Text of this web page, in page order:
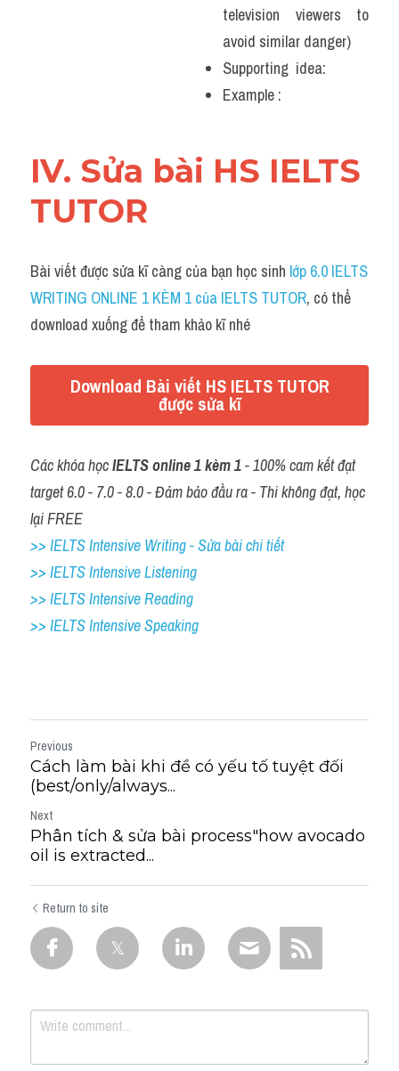
television viewers to
avoid similar danger)
Supporting  idea:
Example :
IV. Sửa bài HS IELTS
TUTOR
Bài viết được sửa kĩ càng của bạn học sinh lớp 6.0 IELTS
WRITING ONLINE 1 KÈM 1 của IELTS TUTOR, có thể
download xuống để tham khảo kĩ nhé
Download Bài viết HS IELTS TUTOR
được sửa kĩ
Các khóa học IELTS online 1 kèm 1 - 100% cam kết đạt
target 6.0 - 7.0 - 8.0 - Đảm bảo đầu ra - Thi không đạt, học
lại FREE
>> IELTS Intensive Writing - Sửa bài chi tiết
>> IELTS Intensive Listening
>> IELTS Intensive Reading
>> IELTS Intensive Speaking
Previous
Cách làm bài khi đề có yếu tố tuyệt đối
(best/only/always...
Next
Phân tích & sửa bài process"how avocado
oil is extracted...
Return to site